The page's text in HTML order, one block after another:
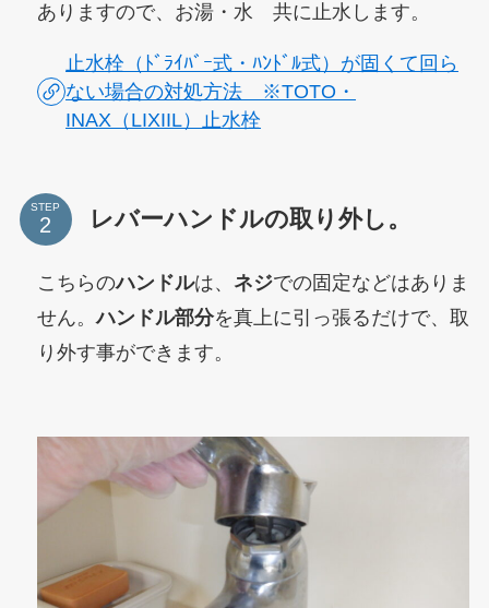
ありますので、お湯・水 共に止水します。
止水栓（ﾄﾞﾗｲﾊﾞｰ式・ﾊﾝﾄﾞﾙ式）が固くて回ら
ない場合の対処方法 ※TOTO・
INAX（LIXIIL）止水栓
STEP レバーハンドルの取り外し。
こちらのハンドルは、 ネジでの固定などはありま
せん。ハンドル部分を真上に引っ張るだけで、取
り外す事ができます。